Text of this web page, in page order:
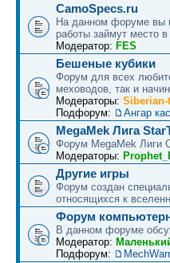
CamoSpecs.ru
На данном форуме вы
работы займут место
Модератор: FES
Бешеные кубики
Форум для всех
меховодов, так и
Модераторы:
Подфорум:
Ангар
MegaMek Лига
Форум МegaMek Лиги
Модераторы:
Другие игры
Форум создан
относящихся к
Форум
В данном форуме
Модератор:
Подфорум: